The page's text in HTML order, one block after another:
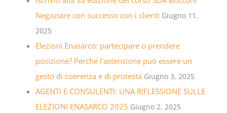
Negoziare con successo con i clienti Giugno 11,
2025
Elezioni Enasarco: partecipare o prendere
posizione? Perché l’astensione può essere un
gesto di coerenza e di protesta Giugno 3, 2025
AGENTI E CONSULENTI: UNA RIFLESSIONE SULLE
ELEZIONI ENASARCO 2025 Giugno 2, 2025